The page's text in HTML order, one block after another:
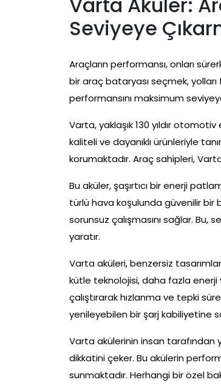
Seviyeye
Araçların performansı, onları
bir araç bataryası seçmek,
performansını maksimum
Varta, yaklaşık 130 yıldır
kaliteli ve dayanıklı ürünleriyle
korumaktadır. Araç sahipleri,
Bu aküler, şaşırtıcı bir enerji
türlü hava koşulunda güvenilir bir
sorunsuz çalışmasını sağlar.
yaratır.
Varta aküleri, benzersiz
kütle teknolojisi, daha fazla enerji
çalıştırarak hızlanma ve tepki
yenileyebilen bir şarj kabiliyetine
Varta akülerinin insan tarafından
dikkatini çeker. Bu akülerin
sunmaktadır. Herhangi bir özel